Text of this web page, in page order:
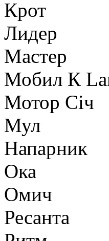
Крот
Лидер
Мастер
Мобил К
Мотор Сiч
Мул
Напарник
Ока
Омич
Ресанта